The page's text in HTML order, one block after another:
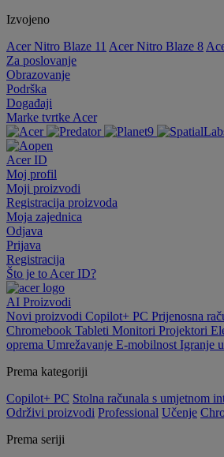
Izvojeno
Acer Nitro Blaze 11 Acer Nitro Blaze 8
Za poslovanje
Obrazovanje
Podrška
Događaji
Marke tvrtke Acer
Acer ID
Moj profil
Moji proizvodi
Registracija proizvoda
Moja zajednica
Odjava
Prijava
Registracija
Što je to Acer ID?
AI Proizvodi
Novi proizvodi Copilot+ PC Prijenosna
Chromebook Tableti Monitori Projektori
oprema Umrežavanje E-mobilnost Igranje
Prema kategoriji
Copilot+ PC Stolna računala s umjetnom
Održivi proizvodi Professional Učenje
Prema seriji